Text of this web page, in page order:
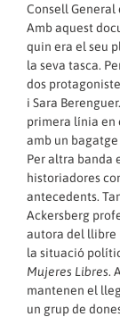
Consell
Amb aquest
quin era el seu
la seva tasca.
dos
i Sara
primera línia en
amb un
Per altra banda
historiadores
antecedents.
Ackersberg
autora del llibre
la situació
Mujeres Libres.
mantenen el
un grup de